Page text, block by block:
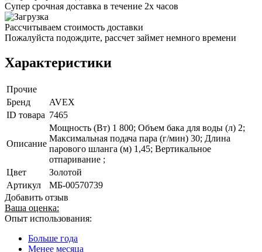
Супер срочная доставка в течение 2х часов
Рассчитываем стоимость доставки
Пожалуйста подождите, рассчет займет немного времени
Характеристики
Прочие
Бренд
AVEX
ID товара 7465
Описание
Мощность (Вт) 1 800; Объем бака для воды (л) 2;
Максимальная подача пара (г/мин) 30; Длина
парового шланга (м) 1,45; Вертикальное
отпаривание ;
Цвет
Золотой
Артикул
МБ-00570739
Добавить отзыв
Ваша оценка:
Опыт использования:
Больше года
Менее месяца